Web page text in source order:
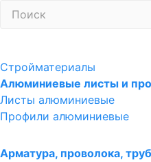
Стройматериалы
Алюминиевые листы и
Листы алюминиевые
Профили алюминиевые
Арматура, проволока,